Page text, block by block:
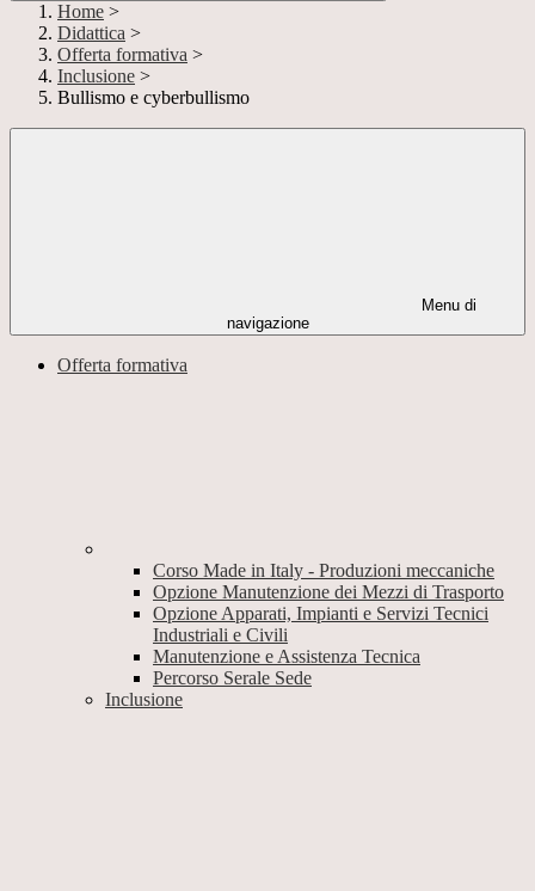
Home >
Didattica >
Offerta formativa >
Inclusione >
Bullismo e cyberbullismo
Menu di
navigazione
Offerta formativa
Corso Made in Italy - Produzioni meccaniche
Opzione Manutenzione dei Mezzi di Trasporto
Opzione Apparati, Impianti e Servizi Tecnici
Industriali e Civili
Manutenzione e Assistenza Tecnica
Percorso Serale Sede
Inclusione